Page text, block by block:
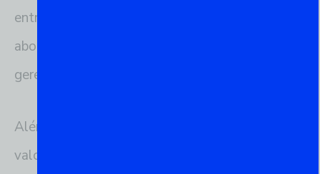
entre os profissionais que preferem uma
abordagem mais hands-on e precisa no
gerenciamento de dados.
Além de ser extremamente poderoso, o psql é
valorizado por sua simplicidade e eficiência,